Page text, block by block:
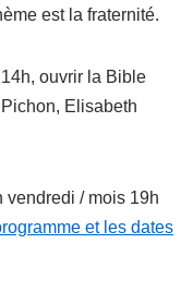
est la fraternité.
ouvrir la Bible
Elisabeth
vendredi / mois 19h
et les dates